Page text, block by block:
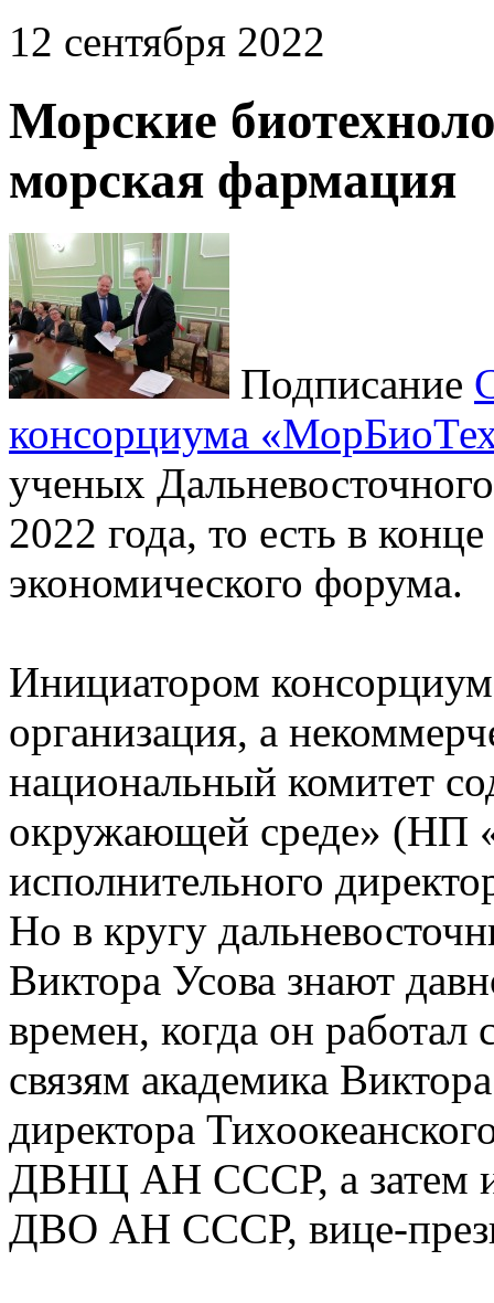
12 сентября 2022
Морские
морская фармация
Подписание
консорциума
ученых
2022 года, то есть в
экономического форума.
Инициатором
организация, а
национальный комитет
окружающей среде»
исполнительного
Но в кругу
Виктора Усова знают
времен, когда он
связям академика
директора
ДВНЦ АН СССР, а затем и
ДВО АН СССР, вице-